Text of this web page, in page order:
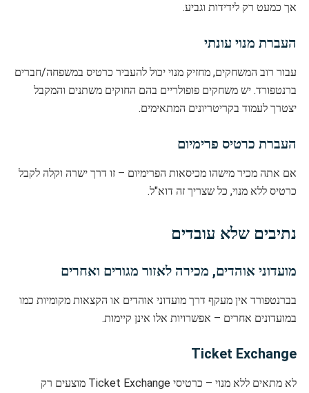
אך כמעט רק לידידות וגביע.
העברת מנוי עונתי
עבור רוב המשחקים, מחזיק מנוי יכול להעביר כרטיס במשפחה/חברים
ברנטפורד. יש משחקים פופולריים בהם החוקים משתנים והמקבל
יצטרך לעמוד בקריטריונים המתאימים.
העברת כרטיס פרימיום
אם אתה מכיר מישהו מכיסאות הפרימיום – זו דרך ישרה וקלה לקבל
כרטיס ללא מנוי, כל שצריך זה דוא"ל.
נתיבים שלא עובדים
מועדוני אוהדים, מכירה לאזור מגורים ואחרים
בברנטפורד אין מעקף דרך מועדוני אוהדים או הקצאות מקומיות כמו
במועדונים אחרים – אפשרויות אלו אינן קיימות.
Ticket Exchange
לא מתאים ללא מנוי – כרטיסי Ticket Exchange מוצעים רק